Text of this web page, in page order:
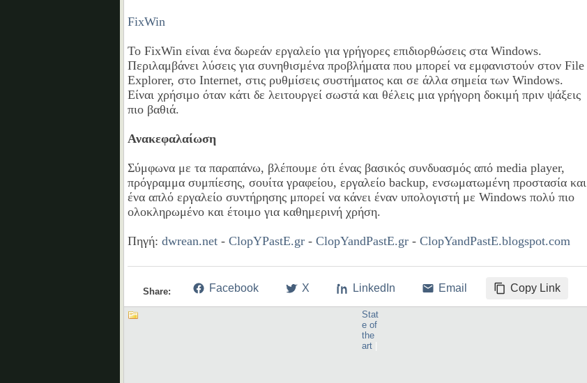
FixWin
Το FixWin είναι ένα δωρεάν εργαλείο για γρήγορες επιδιορθώσεις στα Windows.
Περιλαμβάνει λύσεις για συνηθισμένα προβλήματα που μπορεί να εμφανιστούν στον File
Explorer, στο Internet, στις ρυθμίσεις συστήματος και σε άλλα σημεία των Windows.
Είναι χρήσιμο όταν κάτι δε λειτουργεί σωστά και θέλεις μια γρήγορη δοκιμή πριν ψάξεις
πιο βαθιά.
Ανακεφαλαίωση
Σύμφωνα με τα παραπάνω, βλέπουμε ότι ένας βασικός συνδυασμός από media player,
πρόγραμμα συμπίεσης, σουίτα γραφείου, εργαλείο backup, ενσωματωμένη προστασία και
ένα απλό εργαλείο συντήρησης μπορεί να κάνει έναν υπολογιστή με Windows πολύ πιο
ολοκληρωμένο και έτοιμο για καθημερινή χρήση.
Πηγή: dwrean.net - ClopYPastE.gr - ClopYandPastE.gr - ClopYandPastE.blogspot.com
Share: Facebook X LinkedIn Email Copy Link
Stat
e of
the
art